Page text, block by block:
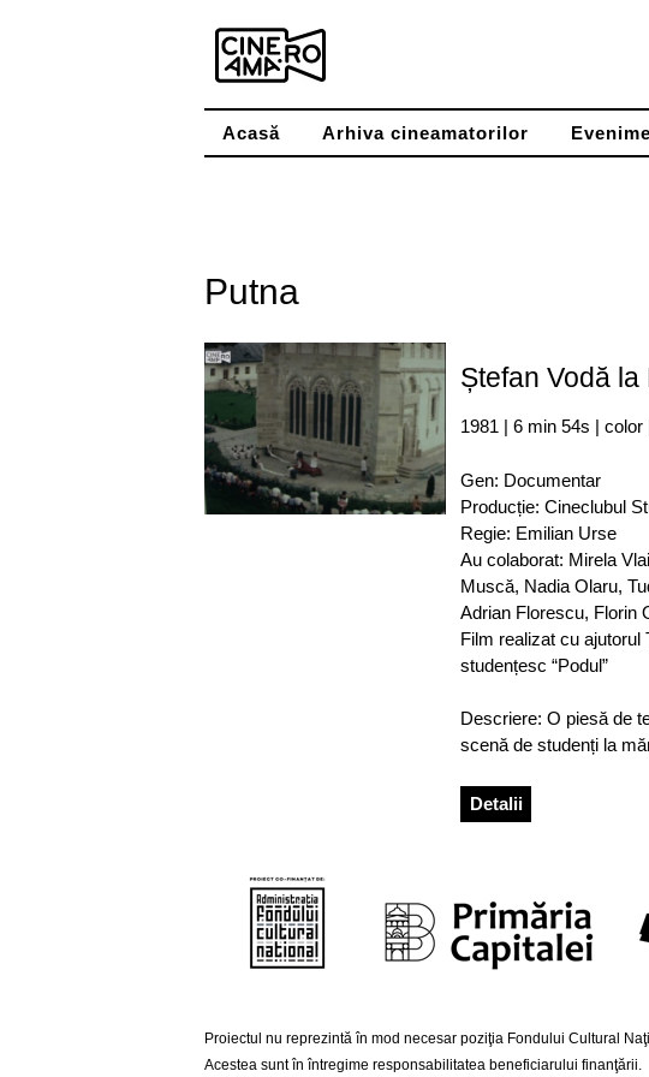
Skip
content
Acasă Arhiva cineamatorilor
Putna
Ștefan Vodă la
1981 | 6 min 54s | color
Gen: Documentar
Producție: Cineclubul
Regie: Emilian Urse
Au colaborat: Mirela
Muscă, Nadia Olaru,
Adrian Florescu, Florin
Film realizat cu ajutorul
studențesc “Podul”
Descriere: O piesă de
scenă de studenți la
Detalii
Proiectul nu reprezintă în mod necesar poziţia Fondului Cultural
Acestea sunt în întregime responsabilitatea beneficiarului finanţării.